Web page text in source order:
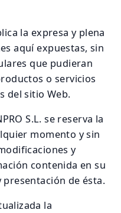
la expresa y plena
aquí expuestas, sin
que pudieran
o servicios
del sitio Web.
S.L. se reserva la
momento y sin
y
contenida en su
de ésta.
la